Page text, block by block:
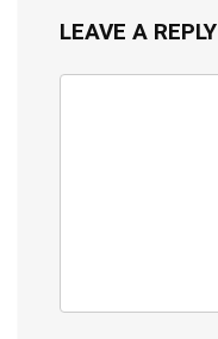
LEAVE A REPLY